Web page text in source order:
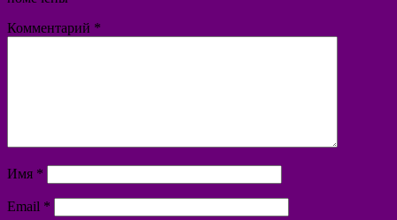
Комментарий *
Имя *
Email *